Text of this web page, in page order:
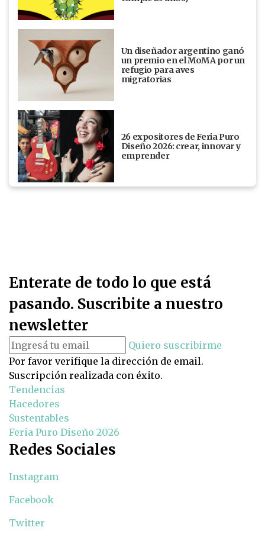
Un diseñador argentino ganó
un premio en el MoMA por un
refugio para aves
migratorias
26 expositores de Feria Puro
Diseño 2026: crear, innovar y
emprender
Enterate de todo lo que está
pasando. Suscribite a nuestro
newsletter
Quiero suscribirme
Por favor verifique la dirección de email.
Suscripción realizada con éxito.
Tendencias
Hacedores
Sustentables
Feria Puro Diseño 2026
Redes Sociales
Instagram
Facebook
Twitter